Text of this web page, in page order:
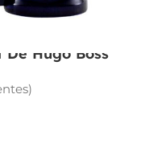
Hugo Boss